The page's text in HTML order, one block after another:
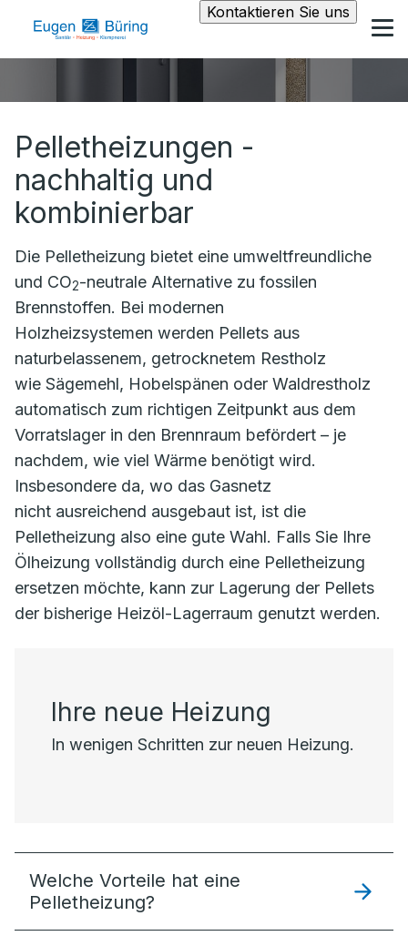
Kontaktieren Sie uns
Pelletheizungen -
nachhaltig und
kombinierbar
Die Pelletheizung bietet eine umweltfreundliche
und CO2-neutrale Alternative zu fossilen
Brennstoffen. Bei modernen
Holzheizsystemen werden Pellets aus
naturbelassenem, getrocknetem Restholz
wie Sägemehl, Hobelspänen oder Waldrestholz
automatisch zum richtigen Zeitpunkt aus dem
Vorratslager in den Brennraum befördert – je
nachdem, wie viel Wärme benötigt wird.
Insbesondere da, wo das Gasnetz
nicht ausreichend ausgebaut ist, ist die
Pelletheizung also eine gute Wahl. Falls Sie Ihre
Ölheizung vollständig durch eine Pelletheizung
ersetzen möchte, kann zur Lagerung der Pellets
der bisherige Heizöl-Lagerraum genutzt werden.
Ihre neue Heizung
In wenigen Schritten zur neuen Heizung.
Welche Vorteile hat eine
Pelletheizung?